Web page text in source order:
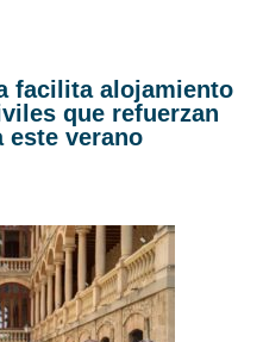
facilita alojamiento
que refuerzan
este verano